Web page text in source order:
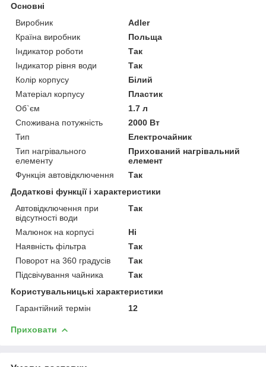
Основні
Виробник
Adler
Країна виробник
Польща
Індикатор роботи
Так
Індикатор рівня води
Так
Колір корпусу
Білий
Матеріал корпусу
Пластик
Об`єм
1.7 л
Споживана потужність
2000 Вт
Тип
Електрочайник
Тип нагрівального
елементу
Прихований нагрівальний
елемент
Функція автовідключення
Так
Додаткові функції і характеристики
Автовідключення при
відсутності води
Так
Малюнок на корпусі
Ні
Наявність фільтра
Так
Поворот на 360 градусів
Так
Підсвічування чайника
Так
Користувальницькі характеристики
Гарантійний термін
12
Приховати